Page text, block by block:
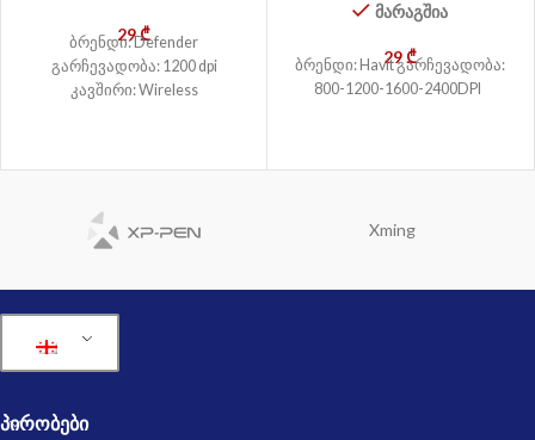
29₾
ბრენდი: Defender
გარჩევადობა: 1200 dpi
კავშირი: Wireless
მარაგშია
29₾
ბრენდი: Havit გარჩევადობა:
800-1200-1600-2400DPI
Xming
ᲞᲘᲠᲝᲑᲔᲑᲘ